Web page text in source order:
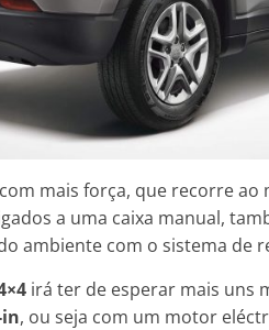
mais força, que recorre
a uma caixa manual,
ambiente com o sistema de
irá ter de esperar mais uns
, ou seja com um motor